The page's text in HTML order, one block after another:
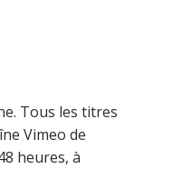
Tous les titres
Vimeo de
heures, à